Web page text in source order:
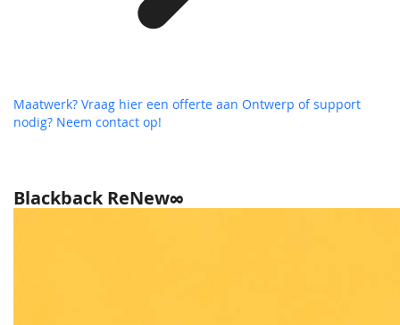
Blackback ReNew∞
Maatwerk? Vraag hier een offerte aan Ontwerp of support
nodig? Neem contact op!